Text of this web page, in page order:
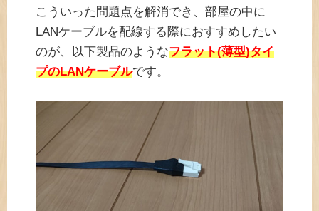
こういった問題点を解消でき、部屋の中に
LANケーブルを配線する際におすすめしたい
のが、以下製品のようなフラット(薄型)タイ
プのLANケーブルです。